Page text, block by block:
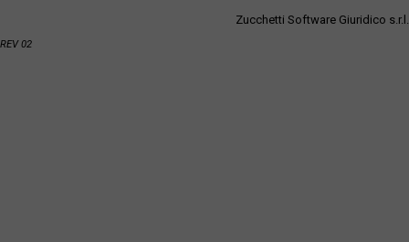
Zucchetti Software Giuridico s.r.l.
REV 02